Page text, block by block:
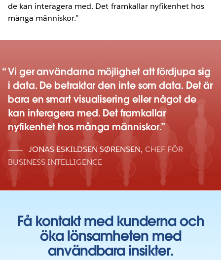
de kan interagera med. Det framkallar nyfikenhet hos
många människor.”
Vi ger användarna möjlighet att fördjupa sig
i data. De betraktar den inte som data. Det är
bara en smart visualisering eller något de
kan interagera med. Det framkallar
nyfikenhet hos många människor.
JONAS ESKILDSEN SØRENSEN, CHEF FÖR
BUSINESS INTELLIGENCE
Få kontakt med kunderna och
öka lönsamheten med
användbara insikter.